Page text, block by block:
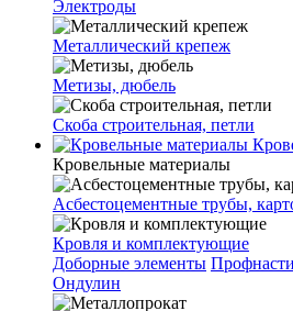
Электроды
Металлический крепеж
Метизы, дюбель
Скоба строительная, петли
Кровельные материалы
Асбестоцементные трубы,
Кровля и комплектующие
Доборные элементы
Ондулин